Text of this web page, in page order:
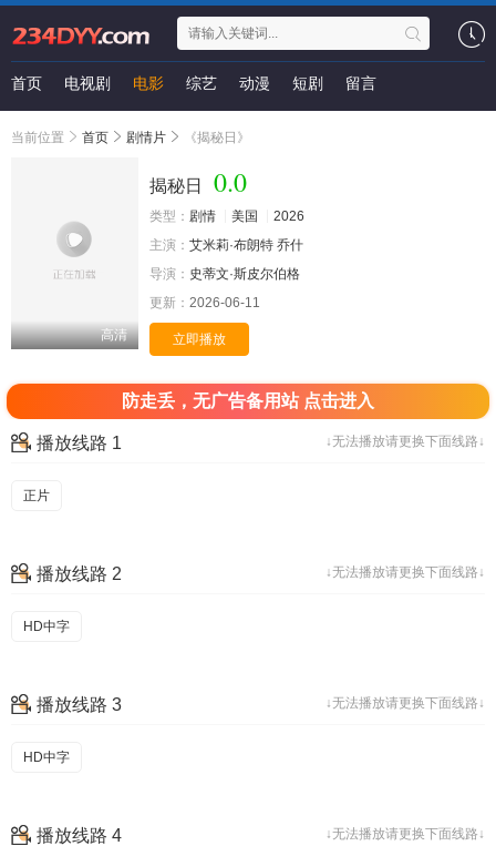
首页 电视剧 电影 综艺 动漫 短剧 留言
当前位置 首页 剧情片 《揭秘日》
高清
揭秘日 0.0
类型： 剧情 美国
2026
主演： 艾米莉·布朗特 乔什
导演： 史蒂文·斯皮尔伯格
更新： 2026-06-11
立即播放
防走丢，无广告备用站 点击进入
↓无法播放请更换下面线路↓
播放线路 1
正片
↓无法播放请更换下面线路↓
播放线路 2
HD中字
↓无法播放请更换下面线路↓
播放线路 3
HD中字
↓无法播放请更换下面线路↓
播放线路 4